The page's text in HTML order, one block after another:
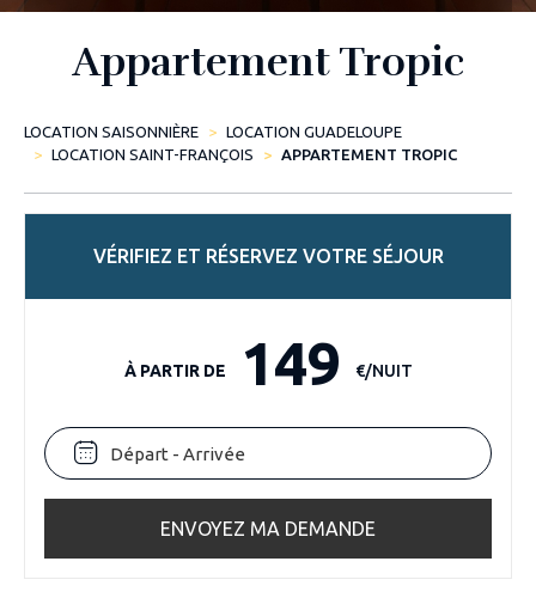
Appartement Tropic
LOCATION SAISONNIÈRE
LOCATION GUADELOUPE
LOCATION SAINT-FRANÇOIS
APPARTEMENT TROPIC
VÉRIFIEZ ET RÉSERVEZ VOTRE SÉJOUR
À PARTIR DE 149 €/NUIT
ENVOYEZ MA DEMANDE